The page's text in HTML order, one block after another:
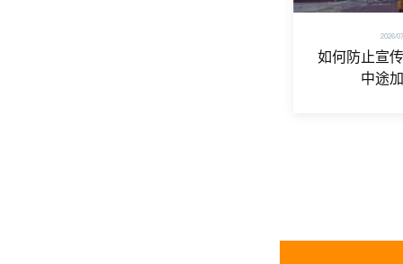
2026/
如何防止宣
中途